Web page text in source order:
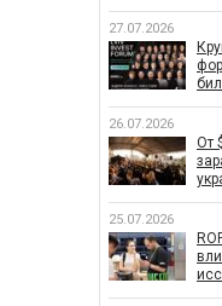
27.07.2026
26.07.2026
От
25.07.2026